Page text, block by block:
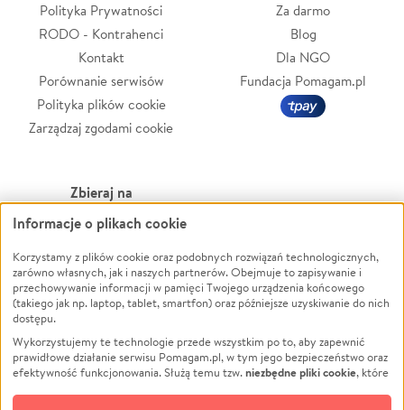
Polityka Prywatności
RODO - Kontrahenci
Kontakt
Porównanie serwisów
Polityka plików cookie
Zarządzaj zgodami cookie
Za darmo
Blog
Dla NGO
Fundacja Pomagam.pl
Zbieraj na
Leczenie
Zwierzęta
Pożar
Ukraina
Pomoc Finansowa
Projekty
Pogrzeb
Powódź
Wichura
NGO
Edukacja
Podróż
Impreza
Informacje o plikach cookie
Korzystamy z plików cookie oraz podobnych rozwiązań technologicznych,
zarówno własnych, jak i naszych partnerów. Obejmuje to zapisywanie i
przechowywanie informacji w pamięci Twojego urządzenia końcowego
(takiego jak np. laptop, tablet, smartfon) oraz późniejsze uzyskiwanie do nich
dostępu.
Wykorzystujemy te technologie przede wszystkim po to, aby zapewnić
prawidłowe działanie serwisu Pomagam.pl, w tym jego bezpieczeństwo oraz
efektywność funkcjonowania. Służą temu tzw.niezbędne pliki cookie, które